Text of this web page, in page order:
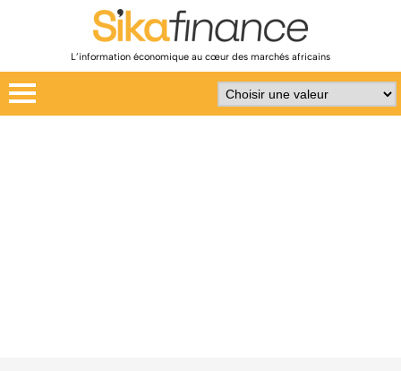
L’information économique au cœur des marchés africains